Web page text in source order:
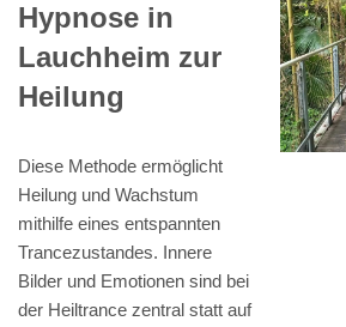
Hypnose in
Lauchheim zur
Heilung
Diese Methode ermöglicht
Heilung und Wachstum
mithilfe eines entspannten
Trancezustandes. Innere
Bilder und Emotionen sind bei
der Heiltrance zentral statt auf